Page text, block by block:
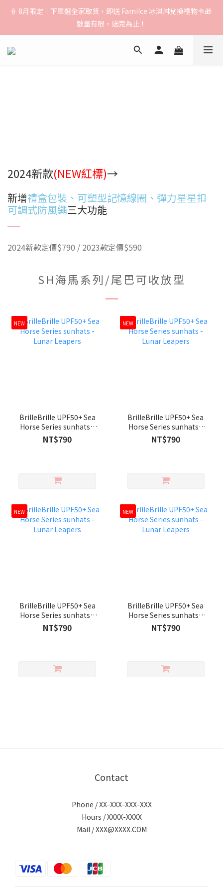
🚚【運費公告】：超取（先付款）$1000免運｜貨到付款/宅配
$1500免運｜中港澳順豐$3000免運
🍦 8月限定｜下單選全家取貨，即送 Fami!ce 冰淇淋兌換禮物卡🎁
數量有限，送完為止！
🚚【運費公告】：超取（先付款）$1000免運｜貨到付款/宅配
2024新款(NEW紅標)→
新增禮盒包裝、可塑型記憶線圈、彈力星星扣
可調式防風繩三大功能
2024新款定價$790 / 2023款定價$590
SH海馬系列/尾巴可收放型
NEW
BrilleBrille UPF50+ Sea
Horse Series sunhats -
Lunar Leapers
NT$790
NEW
BrilleBrille UPF50+ Sea
Horse Series sunhats -
Lunar Leapers
NT$790
NEW
BrilleBrille UPF50+ Sea
Horse Series sunhats -
Lunar Leapers
NT$790
NEW
BrilleBrille UPF50+ Sea
Horse Series sunhats -
Lunar Leapers
NT$790
Contact
Phone / XX-XXX-XXX-XXX
Hours / XXXX-XXXX
Mail / XXX@XXXX.COM